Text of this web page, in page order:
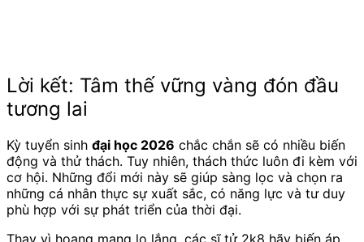
Lời kết: Tâm thế vững vàng đón đầu
tương lai
Kỳ tuyển sinh đại học 2026 chắc chắn sẽ có nhiều biến
động và thử thách. Tuy nhiên, thách thức luôn đi kèm với
cơ hội. Những đổi mới này sẽ giúp sàng lọc và chọn ra
những cá nhân thực sự xuất sắc, có năng lực và tư duy
phù hợp với sự phát triển của thời đại.